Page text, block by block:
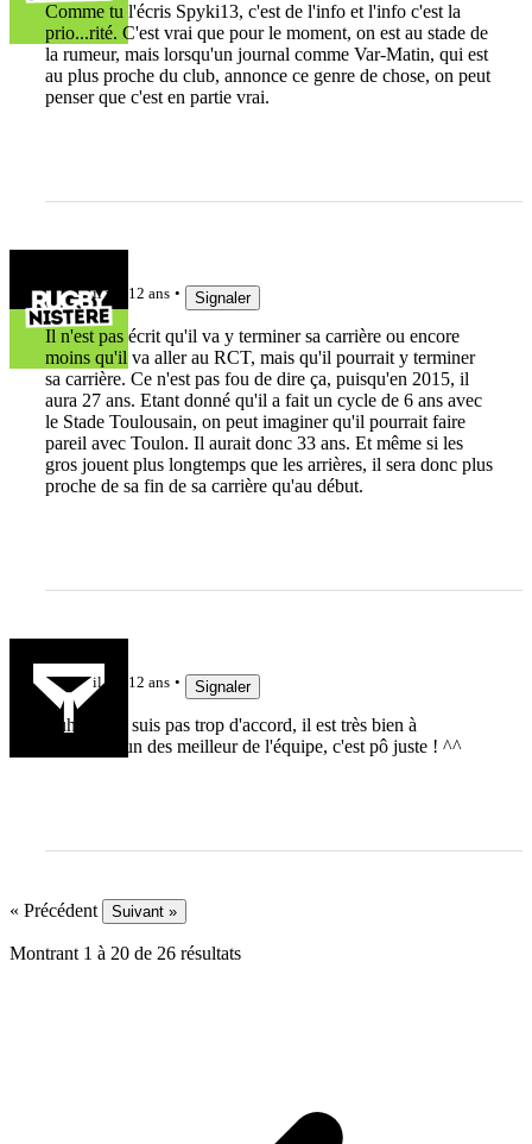
Comme tu l'écris Spyki13, c'est de l'info et l'info c'est la
prio...rité. C'est vrai que pour le moment, on est au stade de
la rumeur, mais lorsqu'un journal comme Var-Matin, qui est
au plus proche du club, annonce ce genre de chose, on peut
penser que c'est en partie vrai.
il y a 12 ans Signaler
Il n'est pas écrit qu'il va y terminer sa carrière ou encore
moins qu'il va aller au RCT, mais qu'il pourrait y terminer
sa carrière. Ce n'est pas fou de dire ça, puisqu'en 2015, il
aura 27 ans. Etant donné qu'il a fait un cycle de 6 ans avec
le Stade Toulousain, on peut imaginer qu'il pourrait faire
pareil avec Toulon. Il aurait donc 33 ans. Et même si les
gros jouent plus longtemps que les arrières, il sera donc plus
proche de sa fin de sa carrière qu'au début.
il y a 12 ans Signaler
Euh non,je suis pas trop d'accord, il est très bien à
Toulouse, un des meilleur de l'équipe, c'est pô juste ! ^^
« Précédent Suivant »
Montrant 1 à 20 de 26 résultats